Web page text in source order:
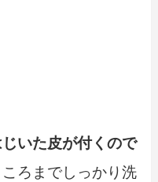
いた皮が付くので
ろまでしっかり洗